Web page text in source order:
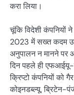
करा लिया।
चूंकि विदेशी कंपनियों
2023 में सख्त कदम
अनुपालन न मानने पर
दिन पहले ही एफआईयू-
क्रिप्टो कंपनियों को
कोइनडब्ल्यू, ब्रिटेन-